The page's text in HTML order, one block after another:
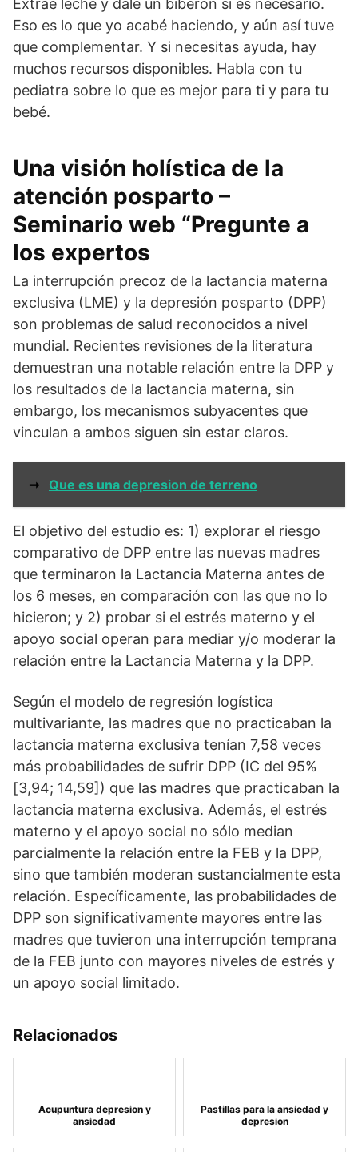
Extrae leche y dale un biberón si es necesario.
Eso es lo que yo acabé haciendo, y aún así tuve
que complementar. Y si necesitas ayuda, hay
muchos recursos disponibles. Habla con tu
pediatra sobre lo que es mejor para ti y para tu
bebé.
Una visión holística de la
atención posparto –
Seminario web “Pregunte a
los expertos
La interrupción precoz de la lactancia materna
exclusiva (LME) y la depresión posparto (DPP)
son problemas de salud reconocidos a nivel
mundial. Recientes revisiones de la literatura
demuestran una notable relación entre la DPP y
los resultados de la lactancia materna, sin
embargo, los mecanismos subyacentes que
vinculan a ambos siguen sin estar claros.
➞ Que es una depresion de terreno
El objetivo del estudio es: 1) explorar el riesgo
comparativo de DPP entre las nuevas madres
que terminaron la Lactancia Materna antes de
los 6 meses, en comparación con las que no lo
hicieron; y 2) probar si el estrés materno y el
apoyo social operan para mediar y/o moderar la
relación entre la Lactancia Materna y la DPP.
Según el modelo de regresión logística
multivariante, las madres que no practicaban la
lactancia materna exclusiva tenían 7,58 veces
más probabilidades de sufrir DPP (IC del 95%
[3,94; 14,59]) que las madres que practicaban la
lactancia materna exclusiva. Además, el estrés
materno y el apoyo social no sólo median
parcialmente la relación entre la FEB y la DPP,
sino que también moderan sustancialmente esta
relación. Específicamente, las probabilidades de
DPP son significativamente mayores entre las
madres que tuvieron una interrupción temprana
de la FEB junto con mayores niveles de estrés y
un apoyo social limitado.
Relacionados
Acupuntura depresion y
ansiedad
Pastillas para la ansiedad y
depresion